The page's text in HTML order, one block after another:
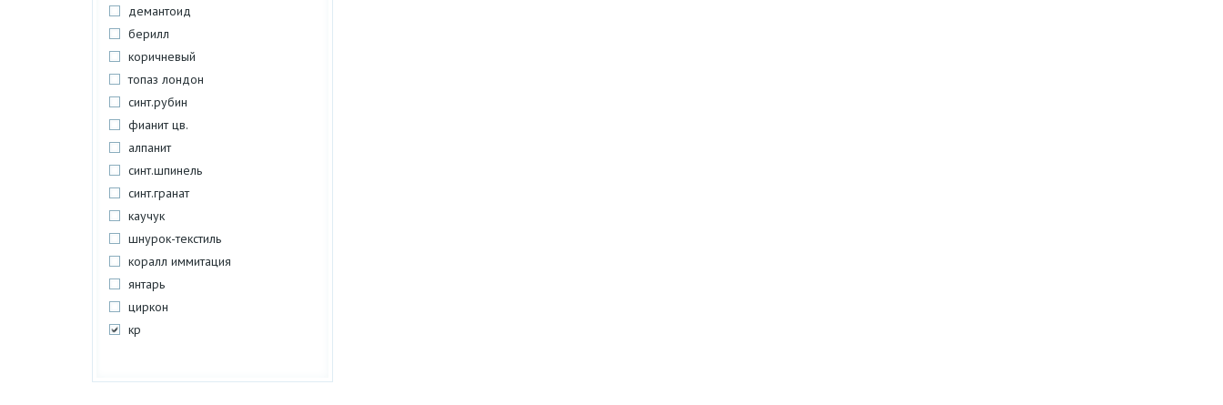
демантоид
берилл
коричневый
топаз лондон
синт.рубин
фианит цв.
алпанит
синт.шпинель
синт.гранат
каучук
шнурок-текстиль
коралл иммитация
янтарь
циркон
кр